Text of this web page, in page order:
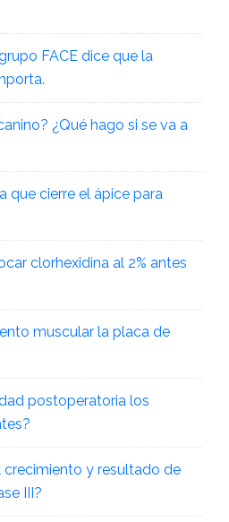
FACE dice que la
¿Qué hago si se va a
que cierre el ápice para
clorhexidina al 2% antes
muscular la placa de
postoperatoria los
crecimiento y resultado de
III?